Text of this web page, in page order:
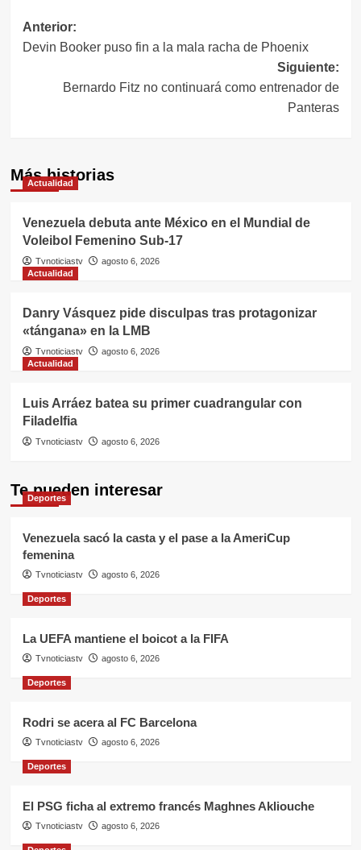
Navegación
de
entradas
Anterior:
Devin Booker puso fin a la mala racha de Phoenix
Siguiente:
Bernardo Fitz no continuará como entrenador de
Panteras
Más historias
Actualidad
Venezuela debuta ante México en el Mundial de
Voleibol Femenino Sub-17
Tvnoticiastv
agosto 6, 2026
Actualidad
Danry Vásquez pide disculpas tras protagonizar
«tángana» en la LMB
Tvnoticiastv
agosto 6, 2026
Actualidad
Luis Arráez batea su primer cuadrangular con
Filadelfia
Tvnoticiastv agosto 6, 2026
Te pueden interesar
Deportes
Venezuela sacó la casta y el pase a la AmeriCup
femenina
Tvnoticiastv agosto 6, 2026
Deportes
La UEFA mantiene el boicot a la FIFA
Tvnoticiastv agosto 6, 2026
Deportes
Rodri se acera al FC Barcelona
Tvnoticiastv agosto 6, 2026
Deportes
El PSG ficha al extremo francés Maghnes Akliouche
Tvnoticiastv agosto 6, 2026